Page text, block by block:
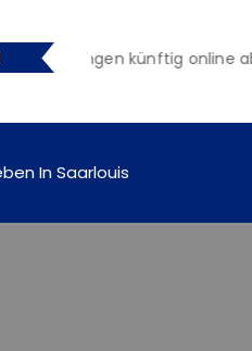
künftig online
In Saarlouis